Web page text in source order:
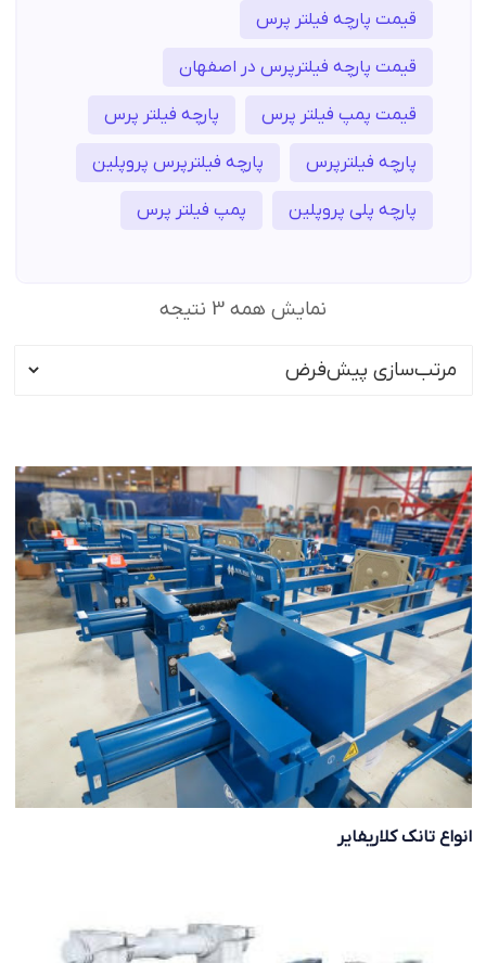
قیمت پارچه فیلتر پرس
قیمت پارچه فیلترپرس در اصفهان
قیمت پمپ فیلتر پرس پارچه فیلتر پرس
پارچه فیلترپرس پارچه فیلترپرس پروپلین
پارچه پلی پروپلین پمپ فیلتر پرس
نمایش همه 3 نتیجه
انواع تانک کلاریفایر